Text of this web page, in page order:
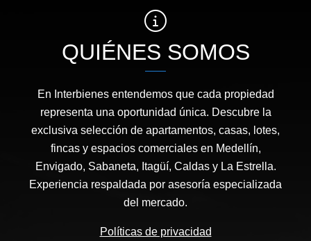
QUIÉNES SOMOS
En Interbienes entendemos que cada propiedad
representa una oportunidad única. Descubre la
exclusiva selección de apartamentos, casas, lotes,
fincas y espacios comerciales en Medellín,
Envigado, Sabaneta, Itagüí, Caldas y La Estrella.
Experiencia respaldada por asesoría especializada
del mercado.
Políticas de privacidad